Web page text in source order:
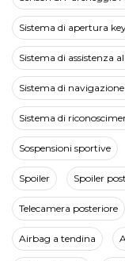
Sistema di apertura
Sistema di assistenza
Sistema di navigazione
Sistema di
Sospensioni sportive
Spoiler Spoiler
Telecamera posteriore
Airbag a tendina